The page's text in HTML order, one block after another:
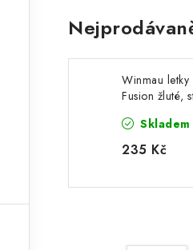
Winmau letky
Fusion žluté,
Skladem
235 Kč